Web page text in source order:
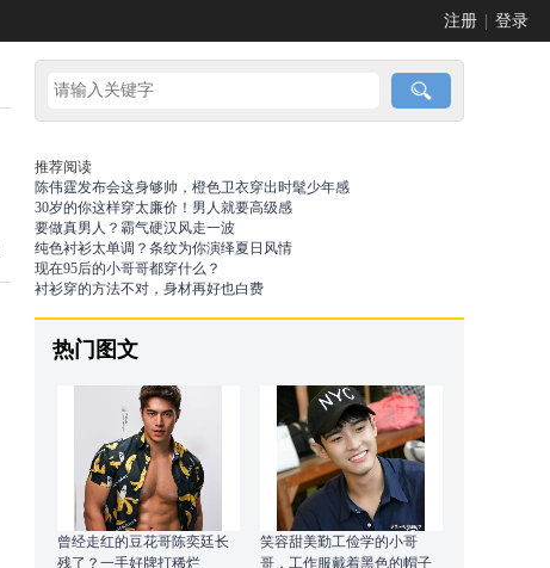
注册 登录
推荐阅读
陈伟霆发布会这身够帅，橙色卫衣穿出时髦少年感
30岁的你这样穿太廉价！男人就要高级感
要做真男人？霸气硬汉风走一波
纯色衬衫太单调？条纹为你演绎夏日风情
现在95后的小哥哥都穿什么？
衬衫穿的方法不对，身材再好也白费
热门图文
曾经走红的豆花哥陈奕廷长
残了？一手好牌打稀烂
笑容甜美勤工俭学的小哥
哥，工作服戴着黑色的帽子